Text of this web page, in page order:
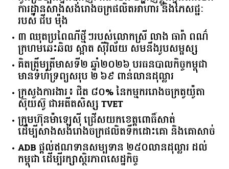
ការដ្ឋានសាងសង់រោងចក្រផលិតអាហារ និងភេសជ្ជៈ
របស់ ជីប ម៉ុង
៣ ឈុតប្រពៃណីថ្មីៗរបស់លោកស្រី លាង ធារ៉ា ពណ៌
ក្រហមឆេះឆិល ស្អាត ​ស៊ីវិល័យ សមនឹងរូបសម្ផស្ស
គិត​ត្រឹមត្រីមាស​ទី​២​ ​ឆ្នាំ​២០២៦​ បរធន​បាលកិច្ច​កម្ពុជា​ ​
មាន​ទំហំ​ទ្រព្យ​សរុប​ ​២.៦៩​ ​ពាន់លាន​ដុល្លារ​
ក្រសួង​ការងារ​៖ ​ជិត​ ​៨០​% ​នៃ​កម្មករ​រោងចក្រ​តូយ៉ូតា ​
ស៊ុយ​ស៊ូ ​ជា​អតីត​សិស្ស​ ​TVET​
ក្រុមហ៊ុន​ម៉ាឡេស៊ី ជ្រើសយកខេត្ដពោធិ៍សាត់
ដើម្បីសាងសង់រោងចក្រផលិតទឹកដោះគោ និងគោសាច់
ADB ផ្តល់ឥណទានសម្បទាន ២៥០លានដុល្លារ ដល់
កម្ពុជា ដើម្បីរក្សាស្ថិរភាពសេដ្ឋកិច្ច